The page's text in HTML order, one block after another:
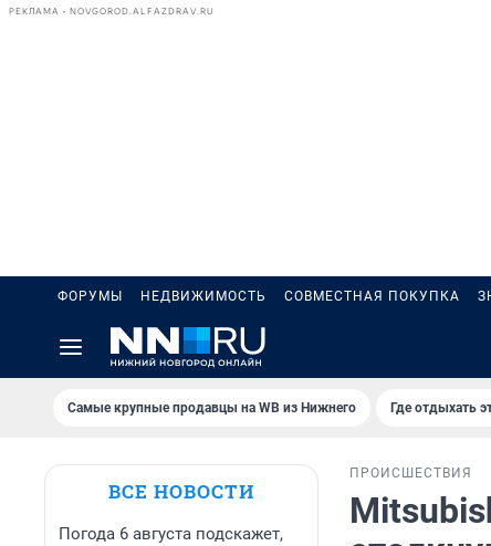
РЕКЛАМА • NOVGOROD.ALFAZDRAV.RU
ФОРУМЫ НЕДВИЖИМОСТЬ СОВМЕСТНАЯ ПОКУПКА
Самые крупные продавцы на WB из Нижнего Где отдыхать
ВСЕ НОВОСТИ
Погода 6 августа подскажет,
ПРОИСШЕСТВИЯ